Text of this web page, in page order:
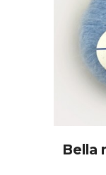
Bella